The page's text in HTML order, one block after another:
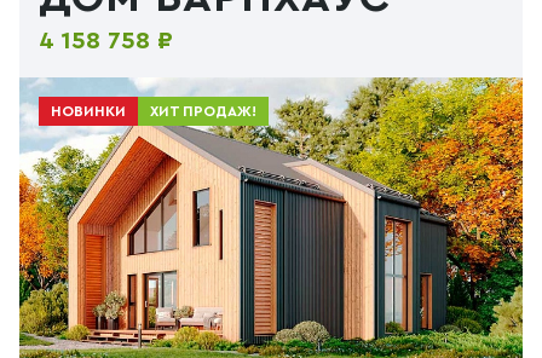
4 158 758 ₽
НОВИНКИ ХИТ ПРОДАЖ!